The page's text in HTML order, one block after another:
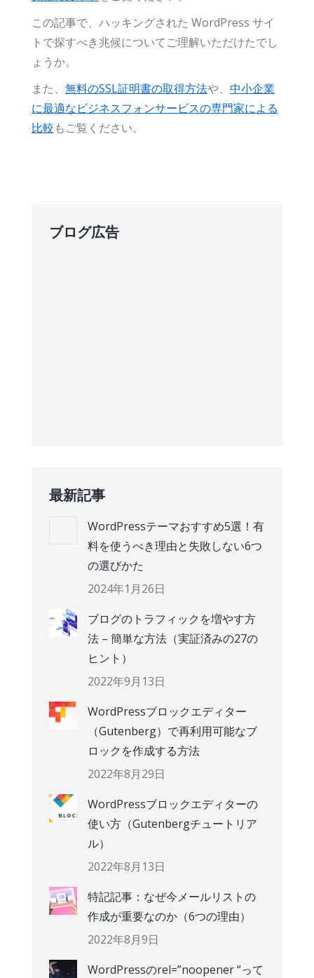
この記事で、ハッキングされた WordPress サイ
トで探すべき兆候についてご理解いただけたでし
ょうか。
また、 無料のSSL証明書の取得方法や、 中小企業
に最適なビジネスフォンサービスの専門家による
比較もご覧ください。
ブログ広告
最新記事
WordPressテーマおすすめ5選！有
料を使うべき理由と失敗しない6つ
の選びかた
2024年1月26日
ブログのトラフィックを増やす方
法 – 簡単な方法（実証済みの27の
ヒント）
2022年9月13日
WordPressブロックエディター
（Gutenberg）で再利用可能なブ
ロックを作成する方法
2022年8月29日
WordPressブロックエディターの
使い方（Gutenbergチュートリア
ル）
2022年8月13日
特記記事：なぜ今メールリストの
作成が重要なのか（6つの理由）
2022年8月9日
WordPressのrel=”noopener “って